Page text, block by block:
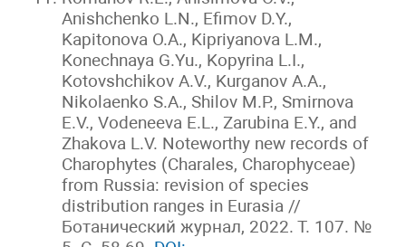
Anishchenko L.N., Efimov D.Y.,
Kapitonova O.A., Kipriyanova L.M.,
Konechnaya G.Yu., Kopyrina L.I.,
Kotovshchikov A.V., Kurganov A.A.,
Nikolaenko S.A., Shilov M.P., Smirnova
E.V., Vodeneeva E.L., Zarubina E.Y., and
Zhakova L.V. Noteworthy new records of
Charophytes (Charales, Charophyceae)
from Russia: revision of species
distribution ranges in Eurasia //
Ботанический журнал, 2022. Т. 107. №